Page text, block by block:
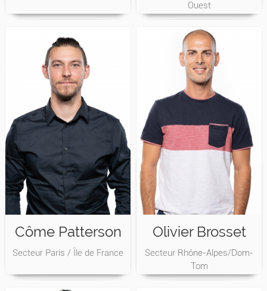
Ouest
Côme Patterson
Secteur Paris / Île de France
Olivier Brosset
Secteur Rhône-Alpes/Dom-
Tom